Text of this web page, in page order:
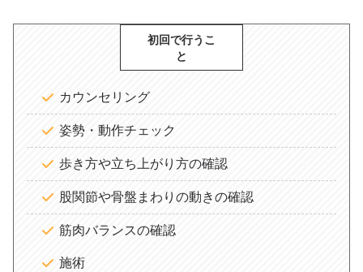
初回で行うこ
と
カウンセリング
姿勢・動作チェック
歩き方や立ち上がり方の確認
股関節や骨盤まわりの動きの確認
筋肉バランスの確認
施術